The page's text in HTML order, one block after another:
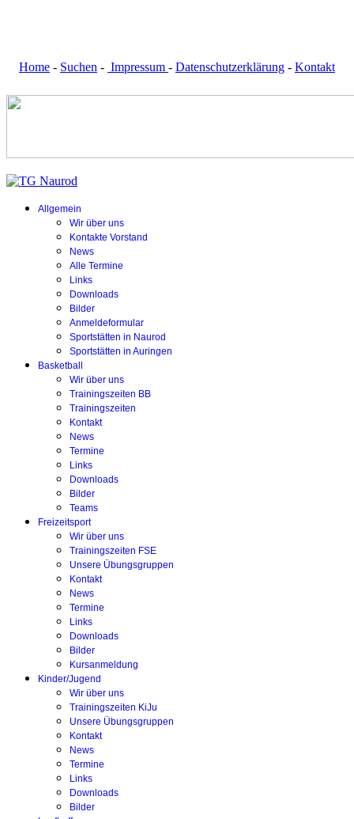
Home - Suchen - Impressum - Datenschutzerklärung - Kontakt
Allgemein
Wir über uns
Kontakte Vorstand
News
Alle Termine
Links
Downloads
Bilder
Anmeldeformular
Sportstätten in Naurod
Sportstätten in Auringen
Basketball
Wir über uns
Trainingszeiten BB
Trainingszeiten
Kontakt
News
Termine
Links
Downloads
Bilder
Teams
Freizeitsport
Wir über uns
Trainingszeiten FSE
Unsere Übungsgruppen
Kontakt
News
Termine
Links
Downloads
Bilder
Kursanmeldung
Kinder/Jugend
Wir über uns
Trainingszeiten KiJu
Unsere Übungsgruppen
Kontakt
News
Termine
Links
Downloads
Bilder